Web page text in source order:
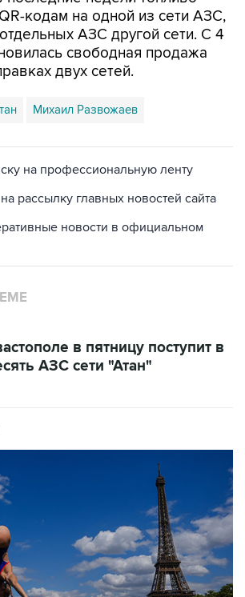
свободная продажа
двух сетей.
Михаил Развожаев
рассылку главных новостей сайта
новости в официальном
АЗС сети "Атан"